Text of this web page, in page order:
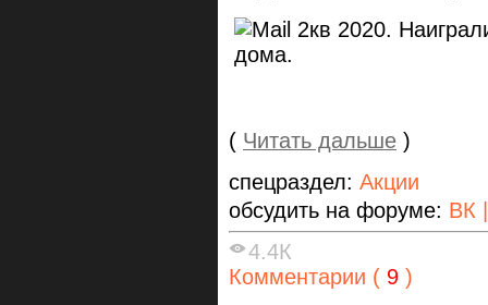
( Читать дальше )
спецраздел: Акции
обсудить на форуме: ВК
4.4К
Комментарии ( 9 )